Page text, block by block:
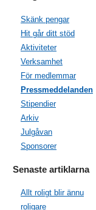
Skänk pengar
Hit går ditt stöd
Aktiviteter
Verksamhet
För medlemmar
Pressmeddelanden
Stipendier
Arkiv
Julgåvan
Sponsorer
Senaste artiklarna
Allt roligt blir ännu
roligare